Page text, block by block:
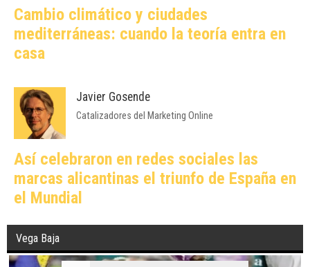
Cambio climático y ciudades
mediterráneas: cuando la teoría entra en
casa
Javier Gosende
Catalizadores del Marketing Online
Así celebraron en redes sociales las
marcas alicantinas el triunfo de España en
el Mundial
Vega Baja